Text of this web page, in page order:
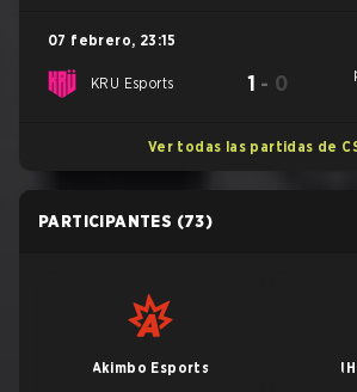
07 febrero, 23:15
KRU Esports 1 - 0
Ver todas las partidas de
PARTICIPANTES (73)
Akimbo Esports